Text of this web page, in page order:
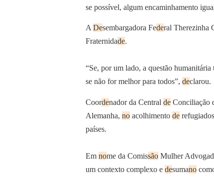
se possível, algum encaminhamento
ADesembargadora Federal Therezinha
Fraternidade.
“Se, por um lado, a questão humanitária
se não for melhor para todos”, declarou.
Coordenador da Central de Conciliação
Alemanha, no acolhimento de
países.
Em nome da Comissão Mulher
um contexto complexo e desumano